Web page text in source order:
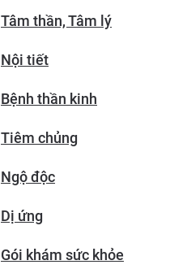
Tâm thần, Tâm lý
Nội tiết
Bệnh thần kinh
Tiêm chủng
Ngộ độc
Dị ứng
Gói khám sức khỏe